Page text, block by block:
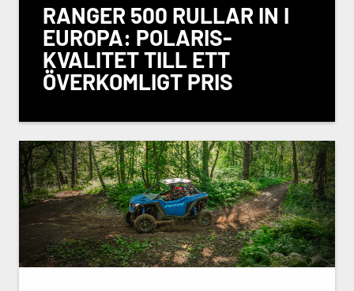
RANGER 500 RULLAR IN I
EUROPA: POLARIS-
KVALITET TILL ETT
ÖVERKOMLIGT PRIS